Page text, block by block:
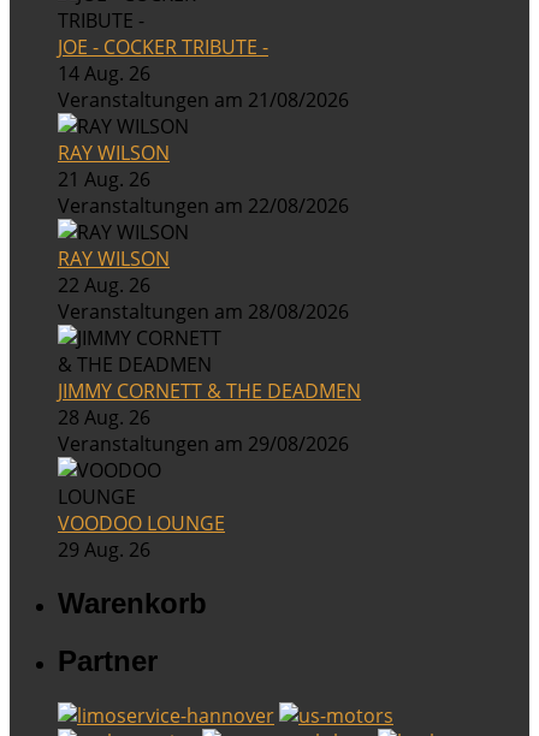
JOE - COCKER TRIBUTE -
14 Aug. 26
Veranstaltungen am 21/08/2026
RAY WILSON
21 Aug. 26
Veranstaltungen am 22/08/2026
RAY WILSON
22 Aug. 26
Veranstaltungen am 28/08/2026
JIMMY CORNETT & THE DEADMEN
28 Aug. 26
Veranstaltungen am 29/08/2026
VOODOO LOUNGE
29 Aug. 26
Warenkorb
Partner